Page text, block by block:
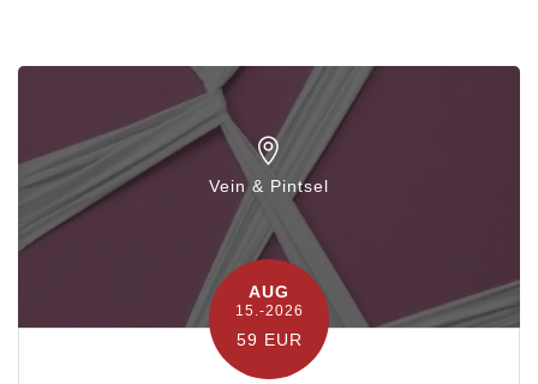
Vein & Pintsel
AUG
15.-2026
59 EUR